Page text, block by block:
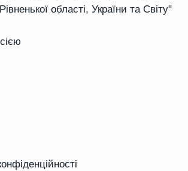
області, України та Світу"